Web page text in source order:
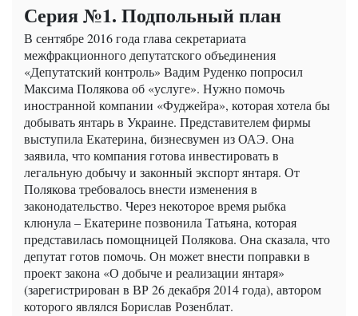
Серия №1. Подпольный план
В сентябре 2016 года глава секретариата
межфракционного депутатского объединения
«Депутатский контроль» Вадим Руденко попросил
Максима Полякова об «услуге». Нужно помочь
иностранной компании «Фуджейра», которая хотела бы
добывать янтарь в Украине. Представителем фирмы
выступила Екатерина, бизнесвумен из ОАЭ. Она
заявила, что компания готова инвестировать в
легальную добычу и законный экспорт янтаря. От
Полякова требовалось внести изменения в
законодательство. Через некоторое время рыбка
клюнула – Екатерине позвонила Татьяна, которая
представилась помощницей Полякова. Она сказала, что
депутат готов помочь. Он может внести поправки в
проект закона «О добыче и реализации янтаря»
(зарегистрирован в ВР 26 декабря 2014 года), автором
которого являлся Борислав Розенблат.